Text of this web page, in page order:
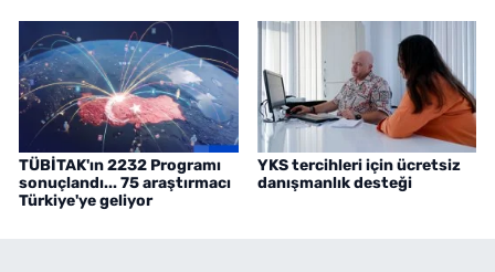
TÜBİTAK'ın 2232 Programı
sonuçlandı... 75 araştırmacı
Türkiye'ye geliyor
YKS tercihleri için ücretsiz
danışmanlık desteği